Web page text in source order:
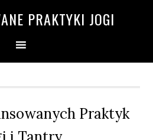
PRAKTYKI JOGI
Praktyk